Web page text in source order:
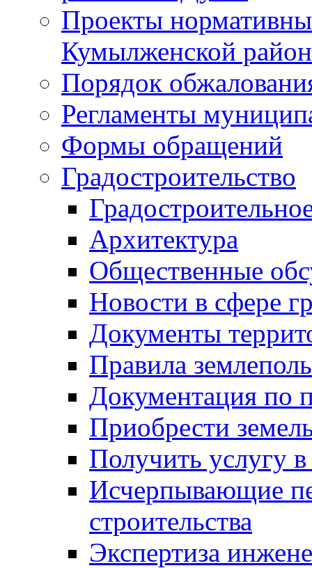
Проекты
Кумылженской
Порядок
Регламенты
Формы обращений
Градостроительство
Архитектура
Общественные
Новости в сфере
Документы
Правила
Документация по
Приобрести
Получить услугу в
Исчерпывающие
строительства
Экспертиза